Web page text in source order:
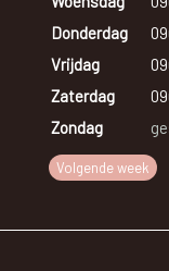
Donderdag
Vrijdag
Zaterdag
Zondag
Volgende week